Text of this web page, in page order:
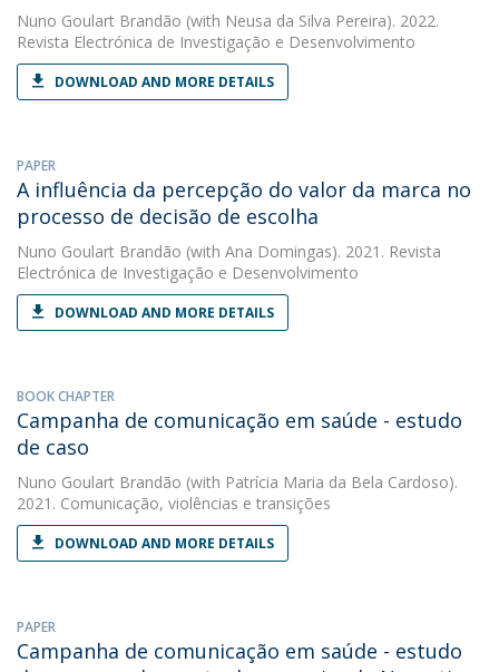
Nuno Goulart Brandão (with Neusa da Silva Pereira). 2022.
Revista Electrónica de Investigação e Desenvolvimento
DOWNLOAD AND MORE DETAILS
PAPER
A influência da percepção do valor da marca no
processo de decisão de escolha
Nuno Goulart Brandão (with Ana Domingas). 2021. Revista
Electrónica de Investigação e Desenvolvimento
DOWNLOAD AND MORE DETAILS
BOOK CHAPTER
Campanha de comunicação em saúde - estudo
de caso
Nuno Goulart Brandão (with Patrícia Maria da Bela Cardoso).
2021. Comunicação, violências e transições
DOWNLOAD AND MORE DETAILS
PAPER
Campanha de comunicação em saúde - estudo